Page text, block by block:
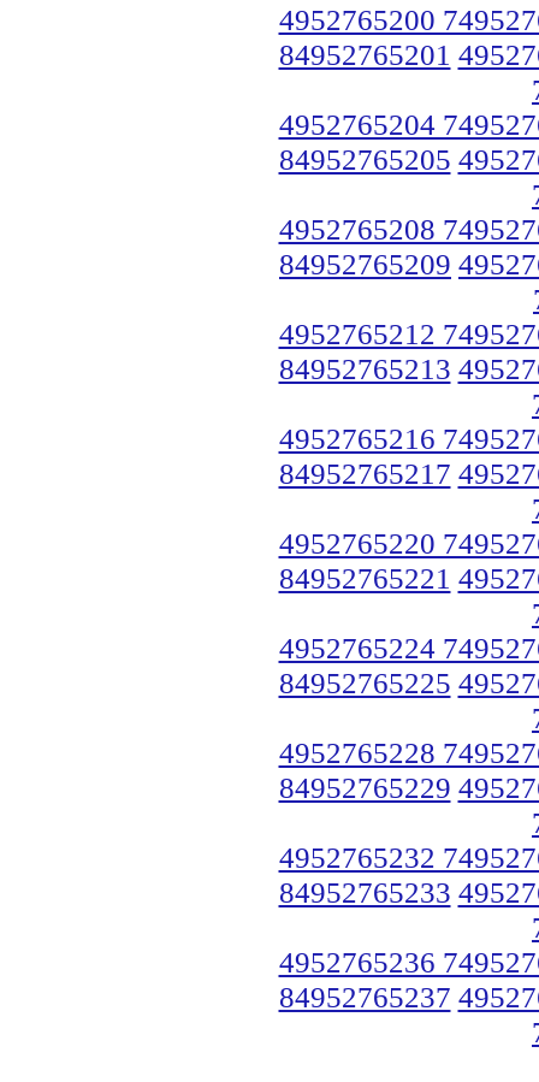
4952765200
84952765201
4952765204
84952765205
4952765208
84952765209
4952765212
84952765213
4952765216
84952765217
4952765220
84952765221
4952765224
84952765225
4952765228
84952765229
4952765232
84952765233
4952765236
84952765237